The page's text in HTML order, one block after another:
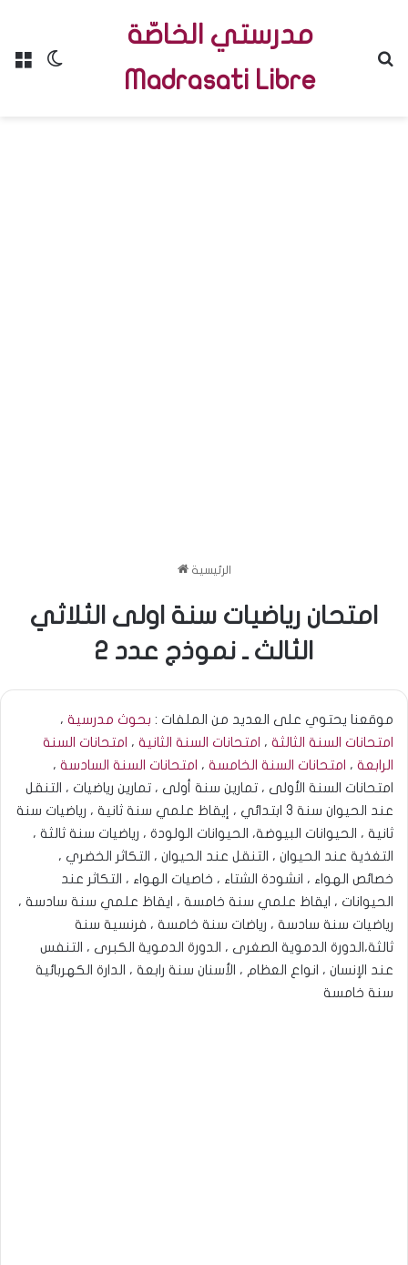
Menu
مدرستي الخاصّة
Madrasati Libre
الرئيسية
امتحان رياضيات سنة اولى الثلاثي
الثالث ـ نموذج عدد 2
موقعنا يحتوي على العديد من الملفات : بحوث مدرسية ،
امتحانات السنة الثالثة ، امتحانات السنة الثانية ، امتحانات السنة
الرابعة ، امتحانات السنة الخامسة ، امتحانات السنة السادسة ،
امتحانات السنة الأولى ، تمارين سنة أولى ، تمارين رياضيات ، التنقل
عند الحيوان سنة 3 ابتدائي ، إيقاظ علمي سنة ثانية ، رياضيات سنة
ثانية ، الحيوانات البيوضة، الحيوانات الولودة ، رياضيات سنة ثالثة ،
التغذية عند الحيوان ، التنقل عند الحيوان ، التكاثر الخضري ،
خصائص الهواء ، انشودة الشتاء ، خاصيات الهواء ، التكاثر عند
الحيوانات ، ايقاظ علمي سنة خامسة ، ايقاظ علمي سنة سادسة ،
رياضيات سنة سادسة ، رياضات سنة خامسة ، فرنسية سنة
ثالثة،الدورة الدموية الصغرى ، الدورة الدموية الكبرى ، التنفس
عند الإنسان ، انواع العظام ، الأسنان سنة رابعة ، الدارة الكهربائية
سنة خامسة